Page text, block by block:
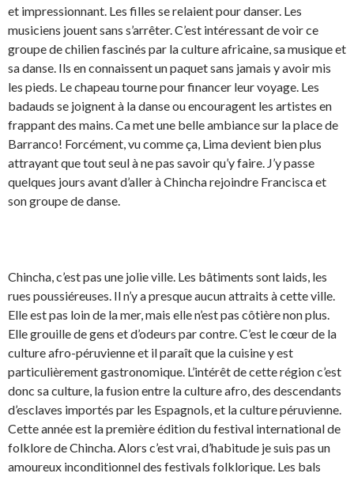
et impressionnant. Les filles se relaient pour danser. Les
musiciens jouent sans s’arrêter. C’est intéressant de voir ce
groupe de chilien fascinés par la culture africaine, sa musique et
sa danse. Ils en connaissent un paquet sans jamais y avoir mis
les pieds. Le chapeau tourne pour financer leur voyage. Les
badauds se joignent à la danse ou encouragent les artistes en
frappant des mains. Ca met une belle ambiance sur la place de
Barranco! Forcément, vu comme ça, Lima devient bien plus
attrayant que tout seul à ne pas savoir qu’y faire. J’y passe
quelques jours avant d’aller à Chincha rejoindre Francisca et
son groupe de danse.
Chincha, c’est pas une jolie ville. Les bâtiments sont laids, les
rues poussiéreuses. Il n’y a presque aucun attraits à cette ville.
Elle est pas loin de la mer, mais elle n’est pas côtière non plus.
Elle grouille de gens et d’odeurs par contre. C’est le cœur de la
culture afro-péruvienne et il paraît que la cuisine y est
particulièrement gastronomique. L’intérêt de cette région c’est
donc sa culture, la fusion entre la culture afro, des descendants
d’esclaves importés par les Espagnols, et la culture péruvienne.
Cette année est la première édition du festival international de
folklore de Chincha. Alors c’est vrai, d’habitude je suis pas un
amoureux inconditionnel des festivals folklorique. Les bals